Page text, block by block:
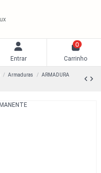
Entrar
0
Carrinho
Armaduras
ARMADURA